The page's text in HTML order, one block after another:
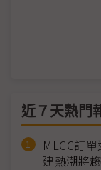
近７天熱門
MLCC訂
建熱潮將